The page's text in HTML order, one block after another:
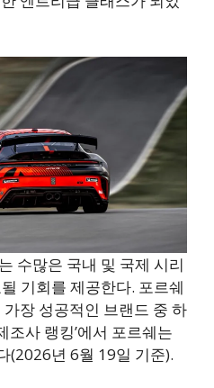
수많은 국내 및 국제 시리
기회를 제공한다. 포르쉐
장 성공적인 브랜드 중 하
조사 랭킹’에서 포르쉐는
(2026년 6월 19일 기준).